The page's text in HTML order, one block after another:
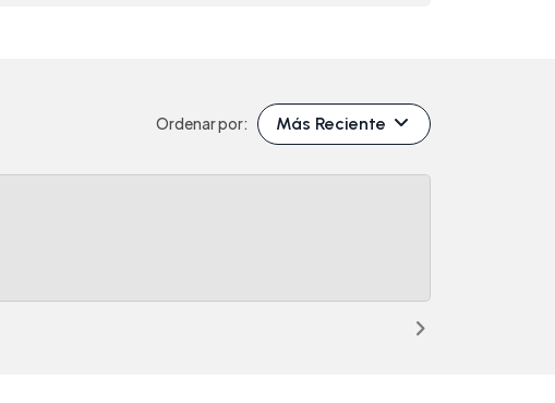
Ordenar por: Más Reciente